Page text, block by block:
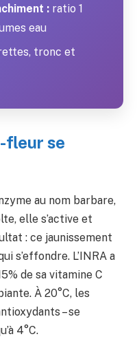
: ratio 1
eau
tronc et
fleur se
au nom barbare,
elle s’active et
: ce jaunissement
s’effondre. L’INRA a
de sa vitamine C
À 20°C, les
– se
4°C.